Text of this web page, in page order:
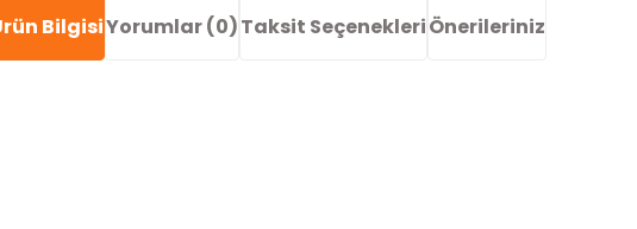
BilgisiYorumlar (0)Taksit SeçenekleriÖnerileriniz